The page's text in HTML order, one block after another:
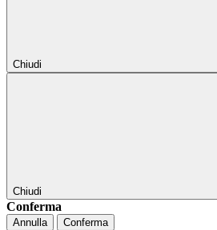
Chiudi
Chiudi
Conferma
Annulla Conferma